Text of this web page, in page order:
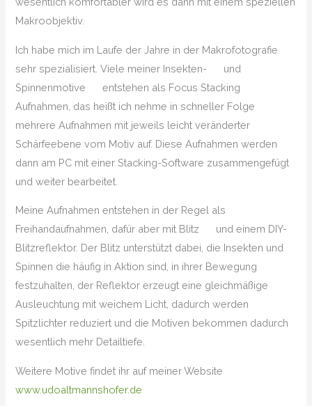
Makroobjektiv.
Ich habe mich im Laufe der Jahre in der Makrofotografie
sehr spezialisiert. Viele meiner Insekten-
und
Spinnenmotive
entstehen als Focus Stacking
Aufnahmen, das heißt ich nehme in schneller Folge
mehrere Aufnahmen mit jeweils leicht veränderter
Schärfeebene vom Motiv auf. Diese Aufnahmen werden
dann am PC mit einer Stacking-Software zusammengefügt
und weiter bearbeitet.
Meine Aufnahmen entstehen in der Regel als
Freihandaufnahmen, dafür aber mit Blitz
und einem DIY-
Blitzreflektor. Der Blitz unterstützt dabei, die Insekten und
Spinnen die häufig in Aktion sind, in ihrer Bewegung
festzuhalten, der Reflektor erzeugt eine gleichmäßige
Ausleuchtung mit weichem Licht, dadurch werden
Spitzlichter reduziert und die Motiven bekommen dadurch
wesentlich mehr Detailtiefe.
Weitere Motive findet ihr auf meiner Website
www.udoaltmannshofer.de